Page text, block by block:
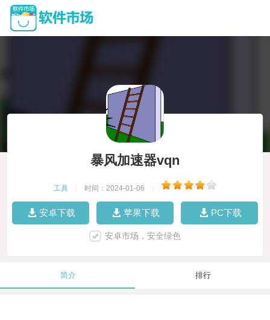
暴风加速器vqn
工具 时间：2024-01-06
安卓下载 苹果下载 PC下载
安卓市场，安全绿色
简介 排行